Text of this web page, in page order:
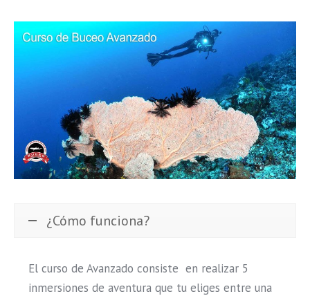
¿Cómo funciona?
El curso de Avanzado consiste en realizar 5
inmersiones de aventura que tu eliges entre una